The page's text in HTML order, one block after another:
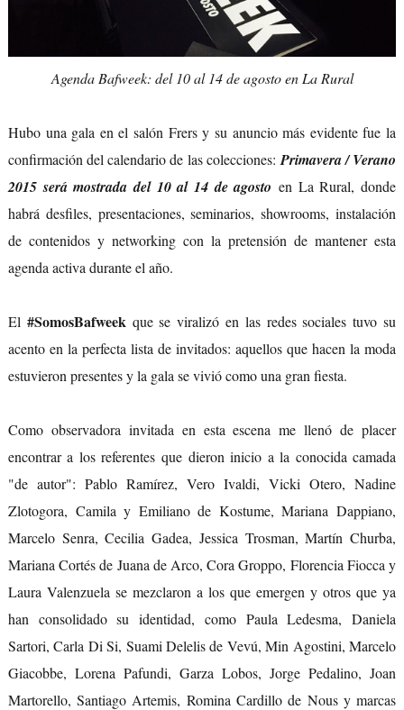
Agenda Bafweek: del 10 al 14 de agosto en La Rural
Hubo una gala en el salón Frers y su anuncio más evidente fue la
confirmación del calendario de las colecciones: Primavera / Verano
2015 será mostrada del 10 al 14 de agostoen La Rural, donde
habrá desfiles, presentaciones, seminarios, showrooms, instalación
de contenidos y networking con la pretensión de mantener esta
agenda activa durante el año.
El #SomosBafweek que se viralizó en las redes sociales tuvo su
acento en la perfecta lista de invitados: aquellos que hacen la moda
estuvieron presentes y la gala se vivió como una gran fiesta.
Como observadora invitada en esta escena me llenó de placer
encontrar a los referentes que dieron inicio a la conocida camada
"de autor": Pablo Ramírez, Vero Ivaldi, Vicki Otero, Nadine
Zlotogora, Camila y Emiliano de Kostume, Mariana Dappiano,
Marcelo Senra, Cecilia Gadea, Jessica Trosman, Martín Churba,
Mariana Cortés de Juana de Arco, Cora Groppo, Florencia Fiocca y
Laura Valenzuela se mezclaron a los que emergen y otros que ya
han consolidado su identidad, como Paula Ledesma, Daniela
Sartori, Carla Di Si, Suami Delelis de Vevú, Min Agostini, Marcelo
Giacobbe, Lorena Pafundi, Garza Lobos, Jorge Pedalino, Joan
Martorello, Santiago Artemis, Romina Cardillo de Nous y marcas